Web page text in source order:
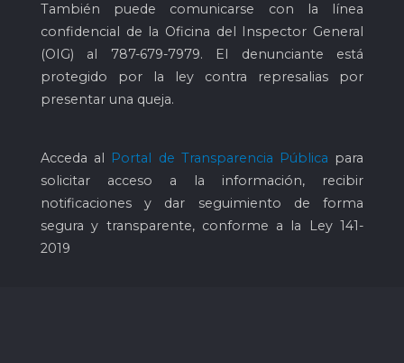
También puede comunicarse con la línea
confidencial de la Oficina del Inspector General
(OIG) al 787-679-7979. El denunciante está
protegido por la ley contra represalias por
presentar una queja.
Acceda al Portal de Transparencia Pública para
solicitar acceso a la información, recibir
notificaciones y dar seguimiento de forma
segura y transparente, conforme a la Ley 141-
2019